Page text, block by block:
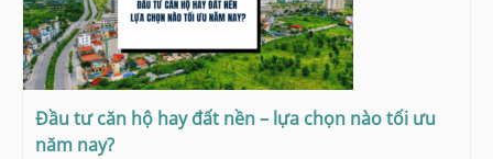
Đầu tư căn hộ hay đất nền – lựa chọn nào tối ưu
năm nay?